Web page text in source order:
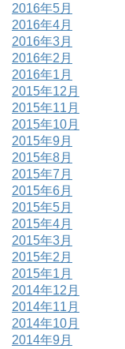
2016年5月
2016年4月
2016年3月
2016年2月
2016年1月
2015年12月
2015年11月
2015年10月
2015年9月
2015年8月
2015年7月
2015年6月
2015年5月
2015年4月
2015年3月
2015年2月
2015年1月
2014年12月
2014年11月
2014年10月
2014年9月